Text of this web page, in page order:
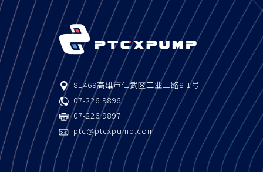
81469高雄市仁武区工业二路8-1号
07-226 9896
07-226 9897
ptc@ptcxpump.com